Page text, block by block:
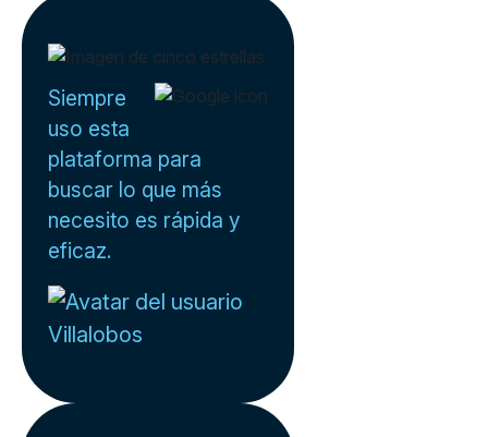
Siempre
uso esta
plataforma para
buscar lo que más
necesito es rápida y
eficaz.
Villalobos